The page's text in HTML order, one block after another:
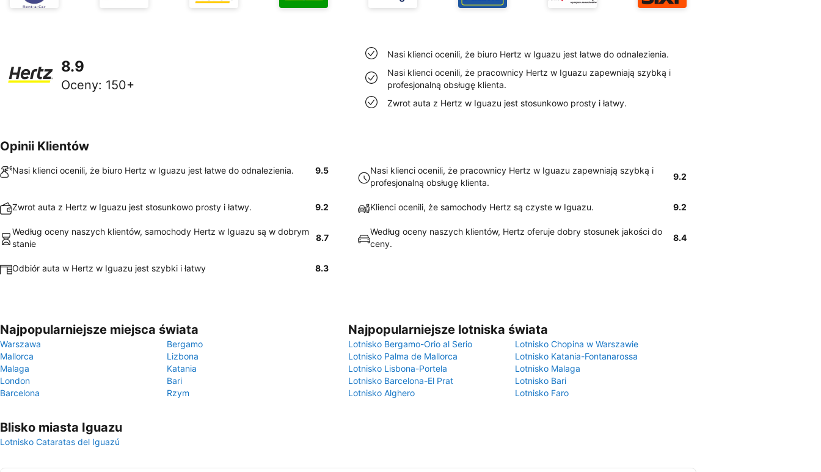
8.9
Oceny: 150+
Nasi klienci ocenili, że biuro Hertz w Iguazu jest łatwe do odnalezienia.
Nasi klienci ocenili, że pracownicy Hertz w Iguazu zapewniają szybką i
profesjonalną obsługę klienta.
Zwrot auta z Hertz w Iguazu jest stosunkowo prosty i łatwy.
Opinii Klientów
Nasi klienci ocenili, że biuro Hertz w Iguazu jest łatwe do odnalezienia. 9.5
Nasi klienci ocenili, że pracownicy Hertz w Iguazu zapewniają szybką i
profesjonalną obsługę klienta.
9.2
Zwrot auta z Hertz w Iguazu jest stosunkowo prosty i łatwy. 9.2 Klienci ocenili, że samochody Hertz są czyste w Iguazu. 9.2
Według oceny naszych klientów, samochody Hertz w Iguazu są w dobrym
stanie
8.7
Według oceny naszych klientów, Hertz oferuje dobry stosunek jakości do
ceny.
8.4
Odbiór auta w Hertz w Iguazu jest szybki i łatwy 8.3
Najpopularniejsze miejsca świata
Warszawa
Bergamo
Mallorca
Lizbona
Malaga
Katania
London
Bari
Barcelona
Rzym
Najpopularniejsze lotniska świata
Lotnisko Bergamo-Orio al Serio
Lotnisko Chopina w Warszawie
Lotnisko Palma de Mallorca
Lotnisko Katania-Fontanarossa
Lotnisko Lisbona-Portela
Lotnisko Malaga
Lotnisko Barcelona-El Prat
Lotnisko Bari
Lotnisko Alghero
Lotnisko Faro
Blisko miasta Iguazu
Lotnisko Cataratas del Iguazú